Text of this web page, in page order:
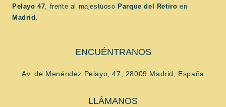
Pelayo 47, frente al majestuoso Parque del Retiro en
Madrid .
ENCUÉNTRANOS
Av. de Menéndez Pelayo, 47, 28009 Madrid, España
LLÁMANOS